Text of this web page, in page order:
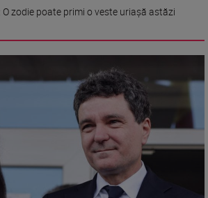
zodie poate primi o veste uriașă astăzi